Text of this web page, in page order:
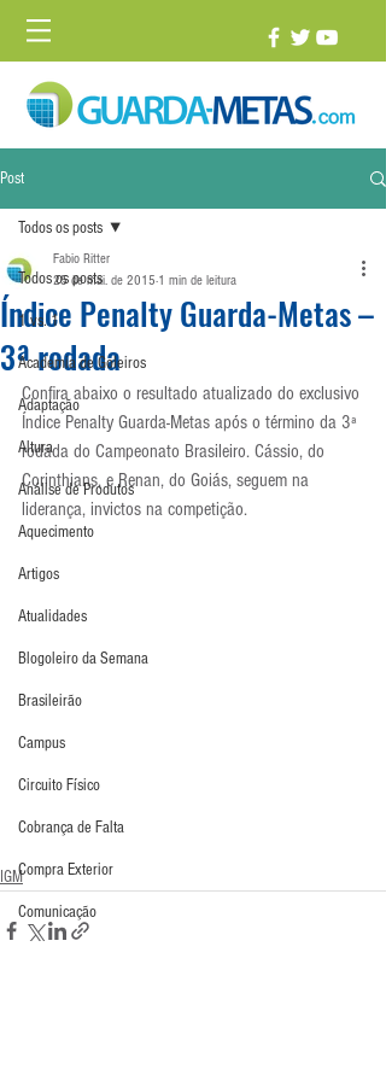
Post
Todos os posts
1 vs. 1
Academia de Goleiros
Adaptação
Altura
Análise de Produtos
Aquecimento
Artigos
Atualidades
Blogoleiro da Semana
Brasileirão
Campus
Circuito Físico
Cobrança de Falta
Compra Exterior
Comunicação
Todos os posts
Índice Penalty Guarda-Metas –
3ª rodada
Fabio Ritter
25 de mai. de 2015 1 min de leitura
Confira abaixo o resultado atualizado do exclusivo
Índice Penalty Guarda-Metas após o término da 3ª
rodada do Campeonato Brasileiro. Cássio, do
Corinthians, e Renan, do Goiás, seguem na
liderança, invictos na competição.
IGM